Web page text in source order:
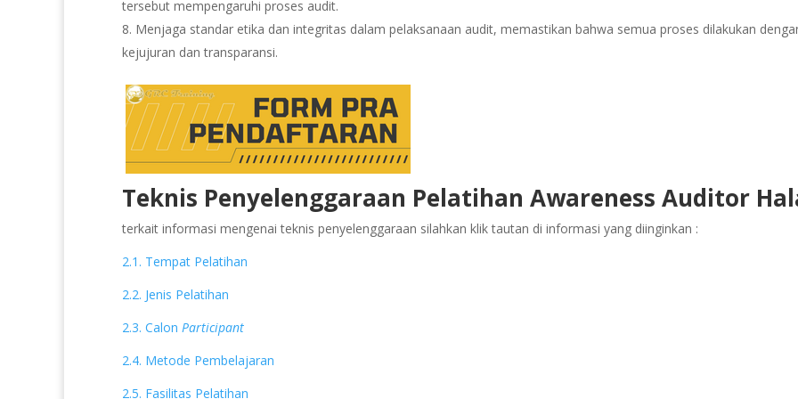
tersebut mempengaruhi proses audit.
Menjaga standar etika dan integritas dalam pelaksanaan audit, memastikan bahwa semua proses dilakukan
kejujuran dan transparansi.
Teknis Penyelenggaraan Pelatihan Awareness Auditor
terkait informasi mengenai teknis penyelenggaraan silahkan klik tautan di informasi yang diinginkan :
2.1. Tempat Pelatihan
2.2. Jenis Pelatihan
2.3. Calon Participant
2.4. Metode Pembelajaran
2.5. Fasilitas Pelatihan